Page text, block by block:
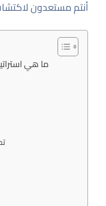
أنتم مستعدون
ما هي